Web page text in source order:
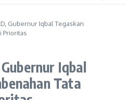
Gubernur Iqbal Tegaskan
Prioritas
Iqbal
Tata